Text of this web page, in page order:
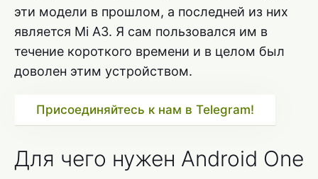
эти модели в прошлом, а последней из них
является Mi A3. Я сам пользовался им в
течение короткого времени и в целом был
доволен этим устройством.
Присоединяйтесь к нам в Telegram!
Для чего нужен Android One